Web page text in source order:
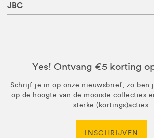
JBC
Yes! Ontvang €5 korting
Schrijf je in op onze nieuwsbrief, zo ben
op de hoogte van de mooiste collecties
sterke (kortings)acties.
INSCHRIJVEN